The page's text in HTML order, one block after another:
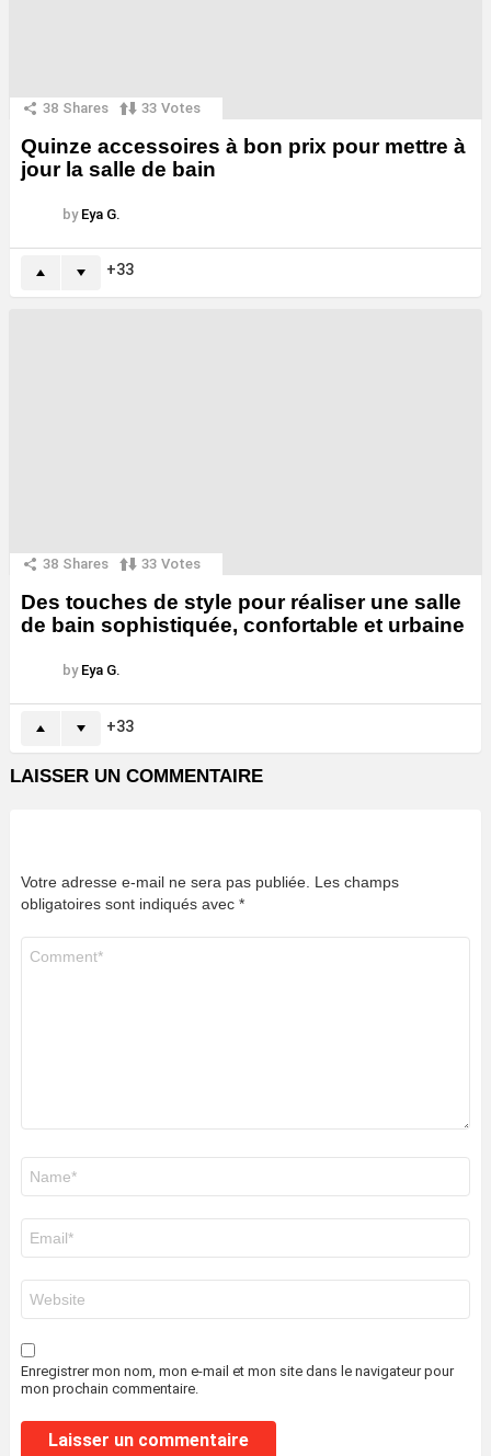
38 Shares 33 Votes
Quinze accessoires à bon prix pour mettre à
jour la salle de bain
by Eya G.
33
38 Shares 33 Votes
Des touches de style pour réaliser une salle
de bain sophistiquée, confortable et urbaine
by Eya G.
33
LAISSER UN COMMENTAIRE
Votre adresse e-mail ne sera pas publiée. Les champs
obligatoires sont indiqués avec *
mail
*
web
Enregistrer mon nom, mon e-mail et mon site dans le navigateur pour
mon prochain commentaire.